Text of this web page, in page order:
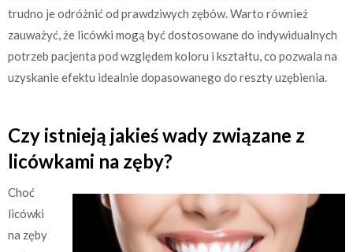
trudno je odróżnić od prawdziwych zębów. Warto również
zauważyć, że licówki mogą być dostosowane do indywidualnych
potrzeb pacjenta pod względem koloru i kształtu, co pozwala na
uzyskanie efektu idealnie dopasowanego do reszty uzębienia.
Czy istnieją jakieś wady związane z
licówkami na zęby?
Choć
licówki
na zęby